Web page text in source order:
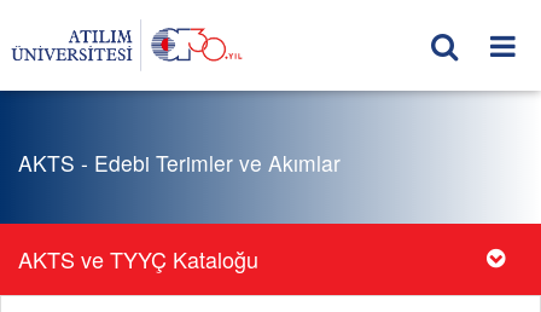
AKTS - Edebi Terimler ve Akımlar
AKTS ve TYYÇ Kataloğu